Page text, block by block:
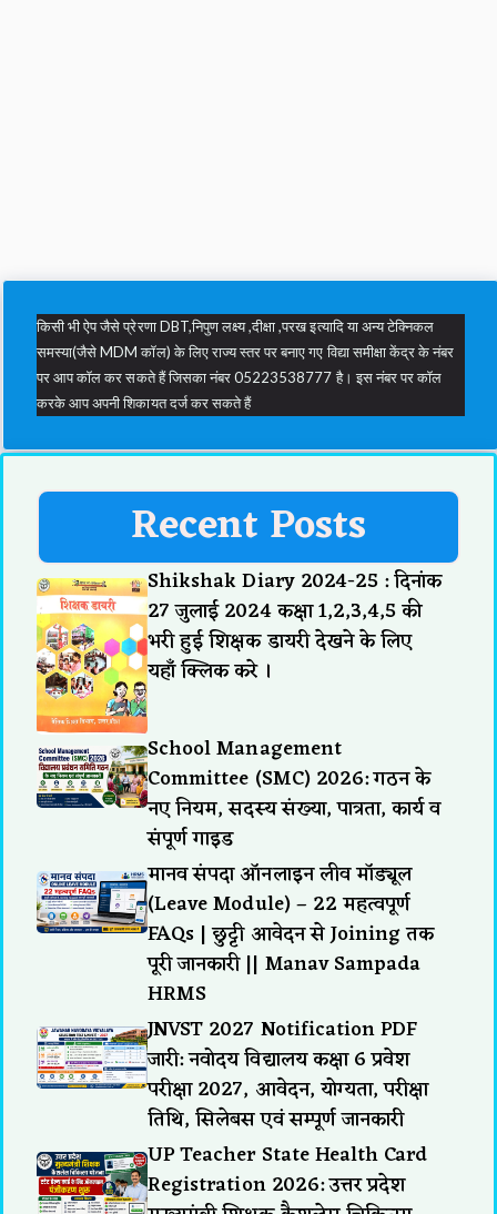
किसी भी ऐप जैसे प्रेरणा DBT,निपुण लक्ष्य ,दीक्षा ,परख इत्यादि या अन्य टेक्निकल
समस्या(जैसे MDM कॉल) के लिए राज्य स्तर पर बनाए गए विद्या समीक्षा केंद्र के नंबर
पर आप कॉल कर सकते हैं जिसका नंबर 05223538777 है। इस नंबर पर कॉल
करके आप अपनी शिकायत दर्ज कर सकते हैं
Recent Posts
Shikshak Diary 2024-25 : दिनांक
27 जुलाई 2024 कक्षा 1,2,3,4,5 की
भरी हुई शिक्षक डायरी देखने के लिए
यहाँ क्लिक करे ।
School Management
Committee (SMC) 2026: गठन के
नए नियम, सदस्य संख्या, पात्रता, कार्य व
संपूर्ण गाइड
मानव संपदा ऑनलाइन लीव मॉड्यूल
(Leave Module) – 22 महत्वपूर्ण
FAQs | छुट्टी आवेदन से Joining तक
पूरी जानकारी || Manav Sampada
HRMS
JNVST 2027 Notification PDF
जारी: नवोदय विद्यालय कक्षा 6 प्रवेश
परीक्षा 2027, आवेदन, योग्यता, परीक्षा
तिथि, सिलेबस एवं सम्पूर्ण जानकारी
UP Teacher State Health Card
Registration 2026: उत्तर प्रदेश